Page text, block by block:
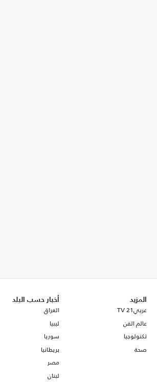
المزيد
عربي21 TV
عالم الفن
تكنولوجيا
صحة
أخبار حسب البلد
العراق
ليبيا
سوريا
بريطانيا
مصر
لبنان